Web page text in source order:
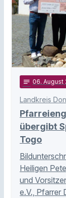
notes 06. August
Landkreis
übergibt
Togo
Heiligen
und
e.V., Pfarrer